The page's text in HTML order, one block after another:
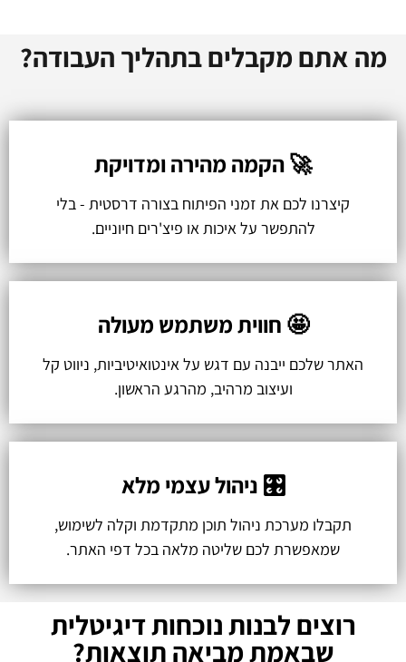
מה אתם מקבלים בתהליך העבודה?
🚀 הקמה מהירה ומדויקת
קיצרנו לכם את זמני הפיתוח בצורה דרסטית - בלי
להתפשר על איכות או פיצ'רים חיוניים.
🤩 חווית משתמש מעולה
האתר שלכם ייבנה עם דגש על אינטואיטיביות, ניווט קל
ועיצוב מרהיב, מהרגע הראשון.
🎛️ ניהול עצמי מלא
תקבלו מערכת ניהול תוכן מתקדמת וקלה לשימוש,
שמאפשרת לכם שליטה מלאה בכל דפי האתר.
רוצים לבנות נוכחות דיגיטלית
שבאמת מביאה תוצאות?